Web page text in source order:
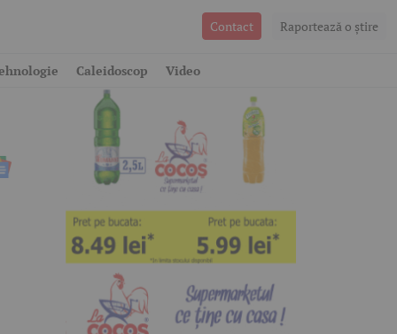
Contact Raportează o ştire
Caleidoscop Video